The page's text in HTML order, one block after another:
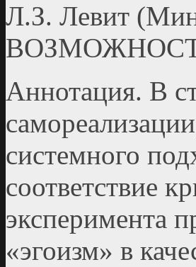
Л.З. Левит
Аннотация. В
системного
соответствие
эксперимента
«эгоизм» в